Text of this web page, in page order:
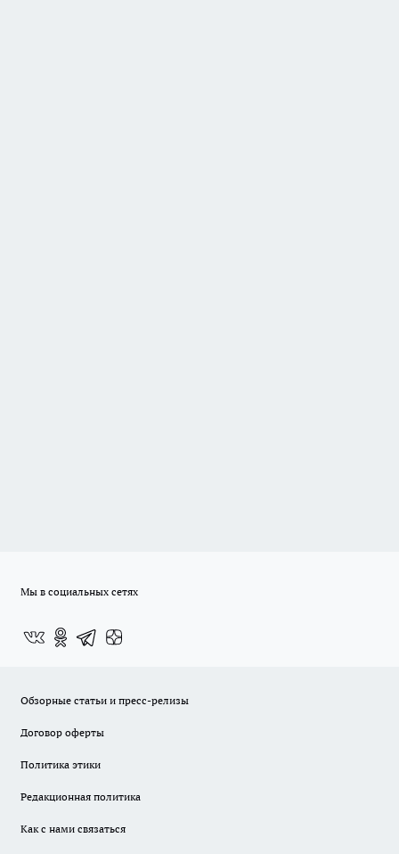
Мы в социальных сетях
Обзорные статьи и пресс-релизы
Договор оферты
Политика этики
Редакционная политика
Как с нами связаться